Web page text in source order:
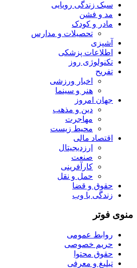
سبک زندگی رویایی
مد و فشن
مادر و کودک
تحصیلات و مدارس
آشپزی
اطلاعات پزشکی
تکنولوژی روز
تفریح
اخبار ورزشی
هنر و سینما
جهان امروز
دین و مذهب
مهاجرت
محیط زیست
اقتصاد مالی
ارزدیجیتال
صنعت
کارآفرینی
حمل و نقل
حقوق و قضا
زندگی با وب
منوی فوتر
روابط عمومی
حریم خصوصی
حقوق محتوا
تبلیغ و معرفی